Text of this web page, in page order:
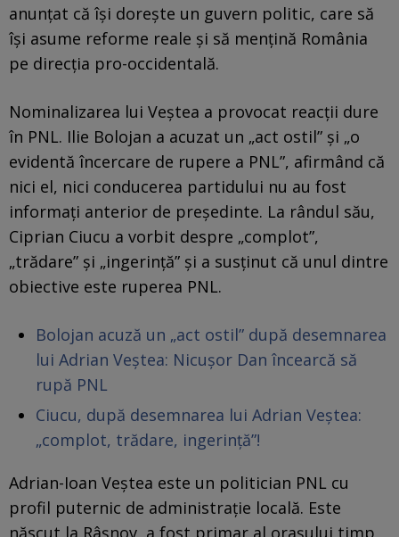
anunțat că își dorește un guvern politic, care să
își asume reforme reale și să mențină România
pe direcția pro-occidentală.
Nominalizarea lui Veștea a provocat reacții dure
în PNL. Ilie Bolojan a acuzat un „act ostil” și „o
evidentă încercare de rupere a PNL”, afirmând că
nici el, nici conducerea partidului nu au fost
informați anterior de președinte. La rândul său,
Ciprian Ciucu a vorbit despre „complot”,
„trădare” și „ingerință” și a susținut că unul dintre
obiective este ruperea PNL.
Bolojan acuză un „act ostil” după desemnarea
lui Adrian Veștea: Nicușor Dan încearcă să
rupă PNL
Ciucu, după desemnarea lui Adrian Veștea:
„complot, trădare, ingerință”!
Adrian-Ioan Veștea este un politician PNL cu
profil puternic de administrație locală. Este
născut la Râșnov, a fost primar al orașului timp